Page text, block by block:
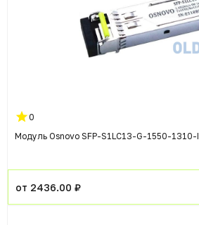
0
Модуль Osnovo SFP-S1LC13-G-1550-1310-I
от 2436.00 ₽